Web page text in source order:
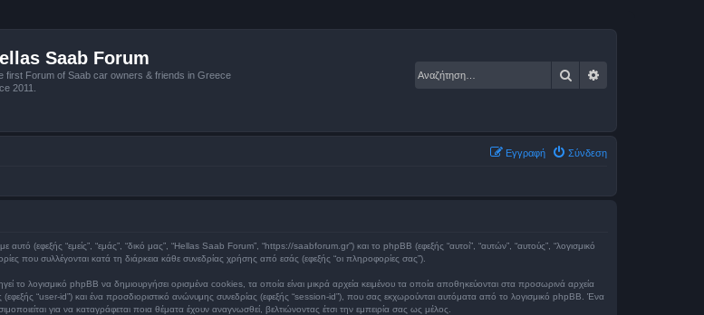
Saab Forum
first Forum of Saab car owners & friends in Greece
2011.
Αναζήτηση
Σύνδεση
Εγγραφή
(εφεξής “εμείς”, “εμάς”, “δικό μας”, “Hellas Saab Forum”, “https://saabforum.gr”) και το phpBB (εφεξής “αυτοί”, “αυτών”, “αυτούς”, “λογισμικό
που συλλέγονται κατά τη διάρκεια κάθε συνεδρίας χρήσης από εσάς (εφεξής “οι πληροφορίες σας”).
λογισμικό phpBB να δημιουργήσει ορισμένα cookies, τα οποία είναι μικρά αρχεία κειμένου τα οποία αποθηκεύονται στα προσωρινά αρχεία
“user-id”) και ένα προσδιοριστικό ανώνυμης συνεδρίας (εφεξής “session-id”), που σας εκχωρούνται αυτόματα από το λογισμικό phpBB. Ένα
για να καταγράφεται ποια θέματα έχουν αναγνωσθεί, βελτιώνοντας έτσι την εμπειρία σας ως μέλος.